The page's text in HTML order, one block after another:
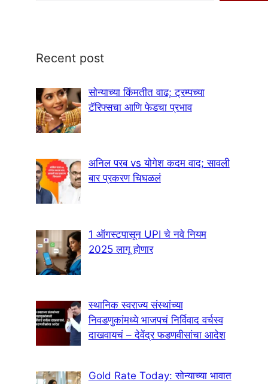
Recent post
सोन्याच्या किंमतीत वाढ; ट्रम्पच्या
टॅरिफ्सचा आणि फेडचा प्रभाव
अनिल परब vs योगेश कदम वाद; सावली
बार प्रकरण चिघळलं
1 ऑगस्टपासून UPI चे नवे नियम
2025 लागू होणार
स्थानिक स्वराज्य संस्थांच्या
निवडणुकांमध्ये भाजपचं निर्विवाद वर्चस्व
दाखवायचं – देवेंद्र फडणवीसांचा आदेश
Gold Rate Today: सोन्याच्या भावात